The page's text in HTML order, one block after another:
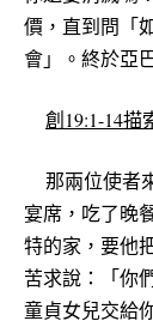
價，直到問「
會」。終於亞
創19:1-14描
那兩位使者
宴席，吃了晚
特的家，要他
苦求說：「你
童貞女兒交給